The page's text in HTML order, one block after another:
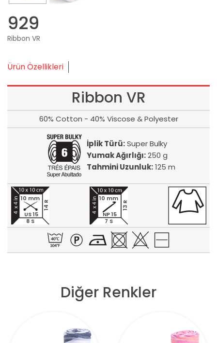
929
Ribbon VR
Ürün Özellikleri
Ribbon VR
60% Cotton - 40% Viscose & Polyester
İplik Türü:Super Bulky
Yumak Ağırlığı:250 g
Tahmini Uzunluk:125 m
8 S
14 R
10 mm
US 15
7 S
13 R
10 mm
NP 15
Diğer Renkler